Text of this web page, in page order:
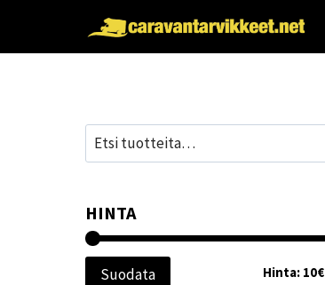
Etsi:
HINTA
Suodata Hinta: 10€